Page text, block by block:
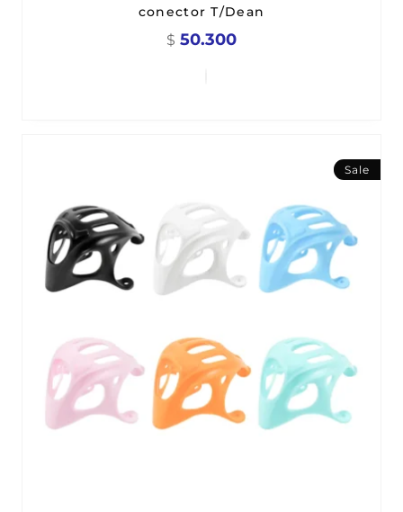
conector T/Dean
$ 50.300
Sale